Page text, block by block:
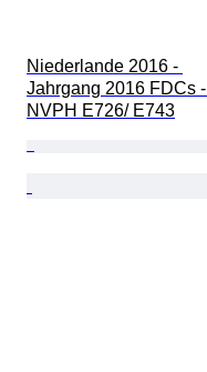
Niederlande 2016 -
Jahrgang 2016 FDCs -
NVPH E726/ E743